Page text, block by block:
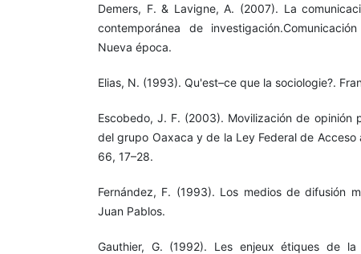
Demers, F. & Lavigne, A. (2007). La
contemporánea de
Nueva época.
Elias, N. (1993). Qu'est–ce que la sociologie?.
Escobedo, J. F. (2003). Movilización de opinión
del grupo Oaxaca y de la Ley Federal de Acceso
66, 17–28.
Fernández, F. (1993). Los medios de difusión
Juan Pablos.
Gauthier, G. (1992). Les enjeux étiques de la